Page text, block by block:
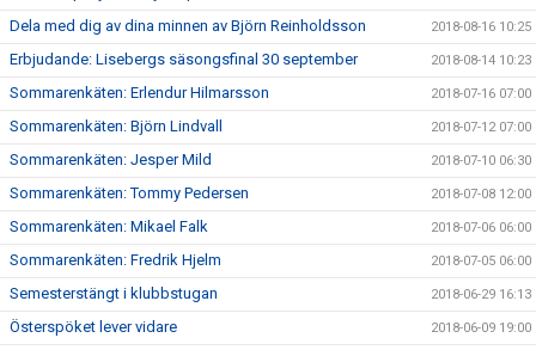
Dela med dig av dina minnen av Björn Reinholdsson 2018-08-16 10:25
Erbjudande: Lisebergs säsongsfinal 30 september 2018-08-14 10:23
Sommarenkäten: Erlendur Hilmarsson 2018-07-16 07:00
Sommarenkäten: Björn Lindvall 2018-07-12 07:00
Sommarenkäten: Jesper Mild 2018-07-10 06:30
Sommarenkäten: Tommy Pedersen 2018-07-08 12:00
Sommarenkäten: Mikael Falk 2018-07-06 06:00
Sommarenkäten: Fredrik Hjelm 2018-07-05 06:00
Semesterstängt i klubbstugan 2018-06-29 16:13
Österspöket lever vidare 2018-06-09 19:00